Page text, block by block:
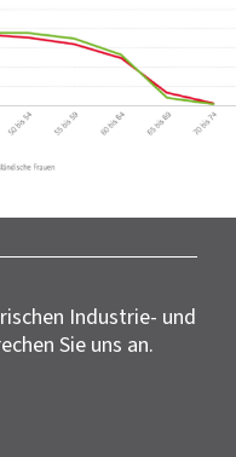
Industrie- und
Sie uns an.